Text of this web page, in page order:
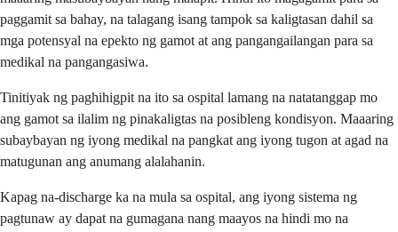
paggamit sa bahay, na talagang isang tampok sa kaligtasan dahil sa
mga potensyal na epekto ng gamot at ang pangangailangan para sa
medikal na pangangasiwa.
Tinitiyak ng paghihigpit na ito sa ospital lamang na natatanggap mo
ang gamot sa ilalim ng pinakaligtas na posibleng kondisyon. Maaaring
subaybayan ng iyong medikal na pangkat ang iyong tugon at agad na
matugunan ang anumang alalahanin.
Kapag na-discharge ka na mula sa ospital, ang iyong sistema ng
pagtunaw ay dapat na gumagana nang maayos na hindi mo na